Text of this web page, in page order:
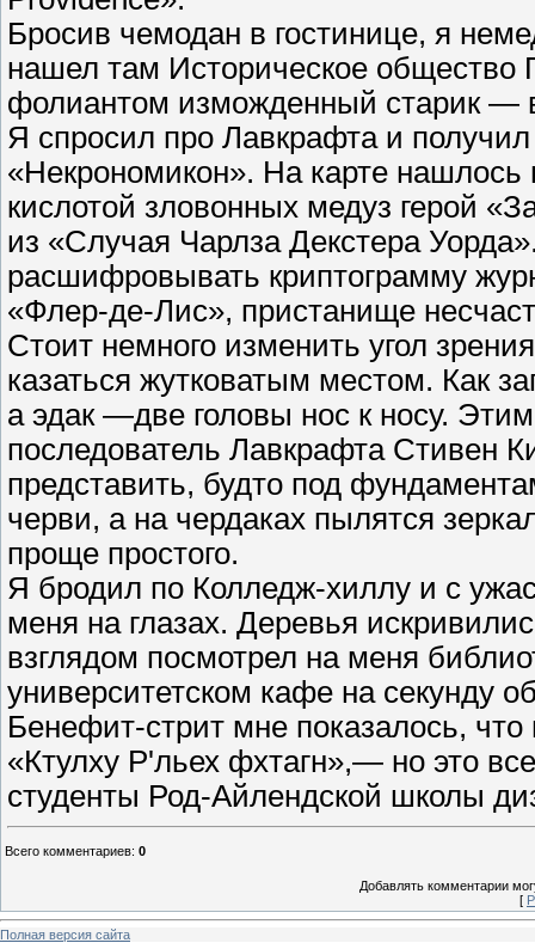
Бросив чемодан в гостинице, я
нашел там Историческое общество
фолиантом изможденный старик —
Я спросил про Лавкрафта и
«Некрономикон». На карте нашлось
кислотой зловонных медуз герой
из «Случая Чарлза Декстера
расшифровывать криптограмму
«Флер-де-Лис», пристанище
Стоит немного изменить угол
казаться жутковатым местом. Как
а эдак —две головы нос к носу.
последователь Лавкрафта Стивен
представить, будто под
черви, а на чердаках пылятся
проще простого.
Я бродил по Колледж-хиллу и с
меня на глазах. Деревья
взглядом посмотрел на меня
университетском кафе на секунду
Бенефит-стрит мне показалось,
«Ктулху Р'льех фхтагн»,— но это
студенты Род-Айлендской школы
Всего комментариев: 0
Добавлять комментарии
[
Полная версия сайта